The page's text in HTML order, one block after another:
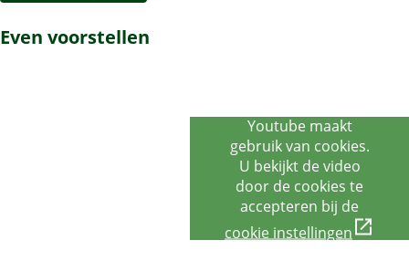
Even voorstellen
Youtube maakt
gebruik van cookies.
U bekijkt de video
door de cookies te
accepteren bij de
cookie instellingen